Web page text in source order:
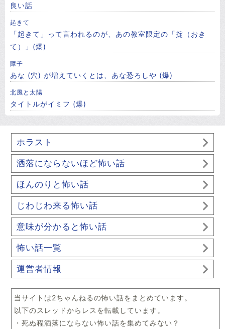
良い話
起きて
「起きて」って言われるのが、あの教室限定の「掟（おき
て）」(爆)
障子
あな (穴) が増えていくとは、あな恐ろしや (爆)
北風と太陽
タイトルがイミフ (爆)
ホラスト
洒落にならないほど怖い話
ほんのりと怖い話
じわじわ来る怖い話
意味が分かると怖い話
怖い話一覧
運営者情報
当サイトは2ちゃんねるの怖い話をまとめています。
以下のスレッドからレスを転載しています。
・死ぬ程洒落にならない怖い話を集めてみない？